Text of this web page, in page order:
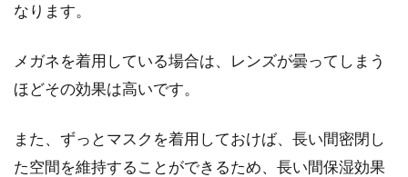
なります。
メガネを着用している場合は、レンズが曇ってしまう
ほどその効果は高いです。
また、ずっとマスクを着用しておけば、長い間密閉し
た空間を維持することができるため、長い間保湿効果